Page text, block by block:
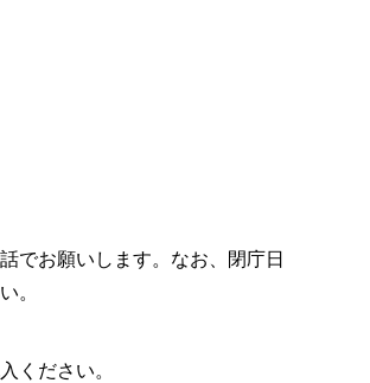
でお願いします。なお、閉庁日
。
ください。